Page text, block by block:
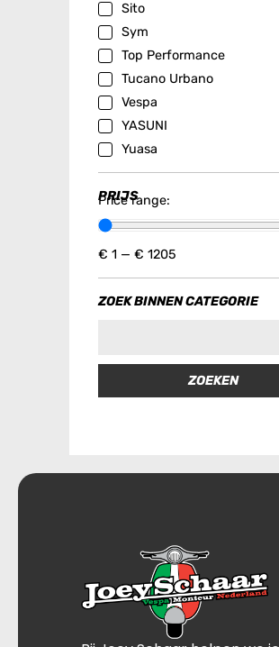
Sito
Sym
Top Performance
Tucano Urbano
Vespa
YASUNI
Yuasa
PRIJS
Price range:
€ 1 — € 1205
ZOEK BINNEN CATEGORIE
ZOEKEN